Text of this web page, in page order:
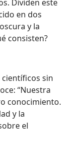
Dividen este
en dos
y la
consisten?
sin
“Nuestra
conocimiento.
y la
el